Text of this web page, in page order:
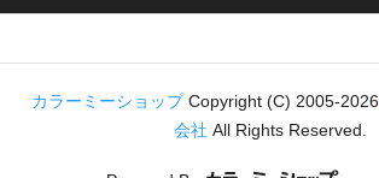
カラーミーショップCopyright (C) 2005-2026
会社 All Rights Reserved.